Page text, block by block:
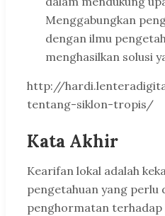
Menggabungkan
dengan ilmu
menghasilkan solusi
http://
tentang-siklon-tropis/
Kata Akhir
Kearifan lokal adalah
pengetahuan yang perlu
penghormatan terhadap